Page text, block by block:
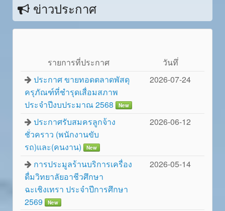
ข่าวประกาศ
รายการที่ประกาศ
วันทึ่
ประกาศ ขายทอดตลาดพัสดุ
ครุภัณฑ์ที่ชำรุดเสื่อมสภาพ
ประจำปีงบประมาณ 2568
New
2026-07-24
ประกาศรับสมครลูกจ้าง
ชั่วคราว (พนักงานขับ
รถ)และ(คนงาน)
New
2026-06-12
การประมูลร้านบริการเครื่อง
ดื่มวิทยาลัยอาชีวศึกษา
ฉะเชิงเทรา ประจำปีการศึกษา
2569
New
2026-05-14